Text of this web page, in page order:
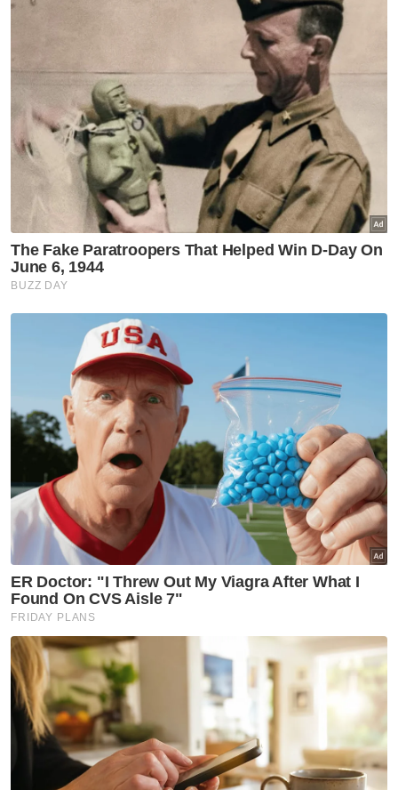
"Saya rasa seperti mendapat kemenangan
sekejap, macam rasa hebat sebab dapat
semula kereta. Tetapi lepas fikir balik,
sebenarnya saya dah buat sesuatu yang
agak bodoh," katanya.
Dia kemudian membawa kenderaan itu ke
garaj Honda di Solihull, sebelum membuat
laporan polis. - Agensi
Berita Telus & Tulus menerusi E-Mel setiap
hari!
Muat turun aplikasi Sinar Harian.Klik di sini!
dapatkan baucar tunai.
Apakah status hubungan anda?
Bujang Kahwin
Masuk | Daftar VPoints:0